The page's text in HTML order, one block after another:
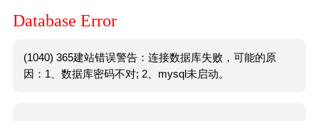
Database Error
(1040) 365建站错误警告：连接数据库失败，可能的原
因：1、数据库密码不对; 2、mysql未启动。